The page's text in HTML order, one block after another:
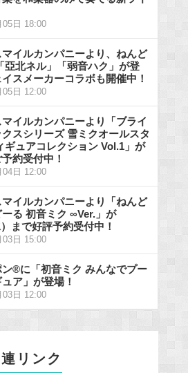
05日 18:00
イルカンパニーより、ねんど
亞北ネル」「弱音ハク」が登
スメーカーコラボも開催中！
05日 12:00
イルカンパニーより「ブライ
スシリーズ 雪ミクオールスタ
ギュアコレクション Vol.1」が
約受付中！
04日 12:00
イルカンパニーより「ねんど
る 初音ミク ∞Ver.」が
まで好評予約受付中！
03日 15:00
ン®に「初音ミク みんなでプー
ア」が登場！
03日 12:00
リンク